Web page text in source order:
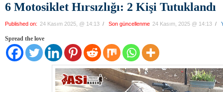
6 Motosiklet Hırsızlığı: 2 Kişi Tutuklandı
Published on: 24 Kasım 2025, @ 14:13 / Son güncellenme 24 Kasım, 2025 @ 14:13 /
Spread the love